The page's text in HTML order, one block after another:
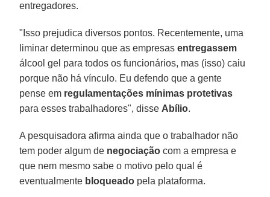
entregadores.
"Isso prejudica diversos pontos. Recentemente, uma
liminar determinou que as empresasentregassem
álcool gel para todos os funcionários, mas (isso) caiu
porque não há vínculo. Eu defendo que a gente
pense em regulamentações mínimas protetivas
para esses trabalhadores", disseAbílio.
A pesquisadora afirma ainda que o trabalhador não
tem poder algum de negociação com a empresa e
que nem mesmo sabe o motivo pelo qual é
eventualmente bloqueado pela plataforma.